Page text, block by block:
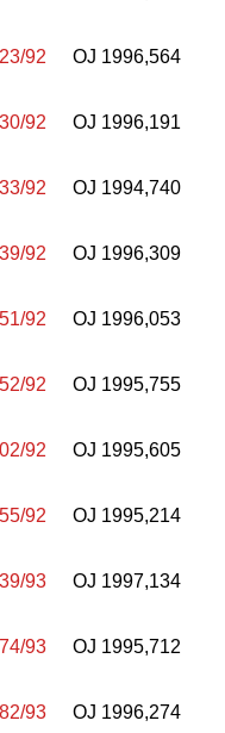
92 OJ 1996,564
92 OJ 1996,191
92 OJ 1994,740
92 OJ 1996,309
92 OJ 1996,053
92 OJ 1995,755
92 OJ 1995,605
92 OJ 1995,214
93 OJ 1997,134
93 OJ 1995,712
93 OJ 1996,274